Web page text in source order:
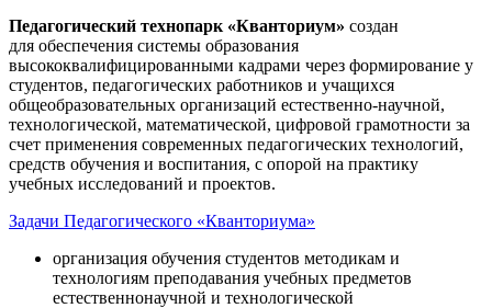
Педагогический технопарк «Кванториум» создан
для обеспечения системы образования
высококвалифицированными кадрами через формирование у
студентов, педагогических работников и учащихся
общеобразовательных организаций естественно-научной,
технологической, математической, цифровой грамотности за
счет применения современных педагогических технологий,
средств обучения и воспитания, с опорой на практику
учебных исследований и проектов.
Задачи Педагогического «Кванториума»
организация обучения студентов методикам и
технологиям преподавания учебных предметов
естественнонаучной и технологической